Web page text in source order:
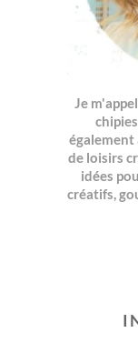
Je
également
de loisirs
idées
créatifs,